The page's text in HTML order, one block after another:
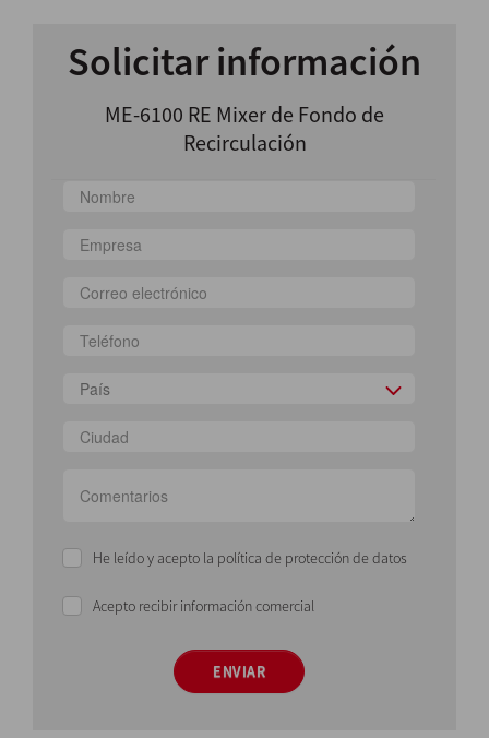
Solicitar información
ME-6100 RE Mixer de Fondo de
Recirculación
País
He leído y acepto la política de protección de datos
Acepto recibir información comercial
ENVIAR